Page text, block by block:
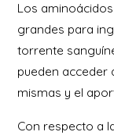
Los
grandes para
torrente
pueden acceder
mismas y el
Con respecto a